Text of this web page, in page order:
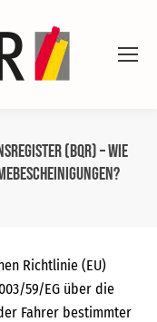
(BQR) – wie
Richtlinie (EU)
59/EG über die
Fahrer bestimmter